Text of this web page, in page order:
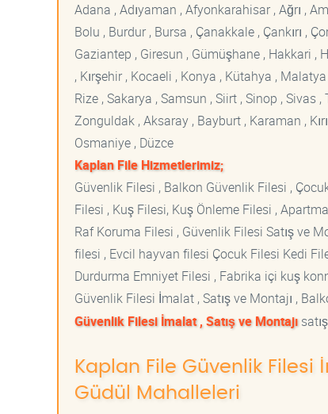
Adana , Adıyaman , Afyonkarahisar , Ağrı ,
Bolu , Burdur , Bursa , Çanakkale , Çankırı ,
Gaziantep , Giresun , Gümüşhane , Hakkari ,
, Kırşehir , Kocaeli , Konya , Kütahya ,
Rize , Sakarya , Samsun , Siirt , Sinop , Sivas
Zonguldak , Aksaray , Bayburt , Karaman ,
Osmaniye , Düzce
Kaplan File Hizmetlerimiz;
Güvenlik Filesi , Balkon Güvenlik Filesi ,
Filesi , Kuş Filesi, Kuş Önleme Filesi ,
Raf Koruma Filesi , Güvenlik Filesi Satış ve
filesi , Evcil hayvan filesi Çocuk Filesi Kedi
Durdurma Emniyet Filesi , Fabrika içi kuş
Güvenlik Filesi İmalat , Satış ve Montajı ,
Güvenlik Filesi İmalat , Satış ve Montajı
Kaplan File Güvenlik Filesi
Güdül Mahalleleri